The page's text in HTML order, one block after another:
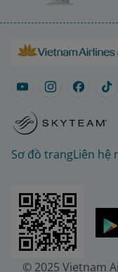
Sơ đồ trangLiên hệ
© 2025 Vietnam